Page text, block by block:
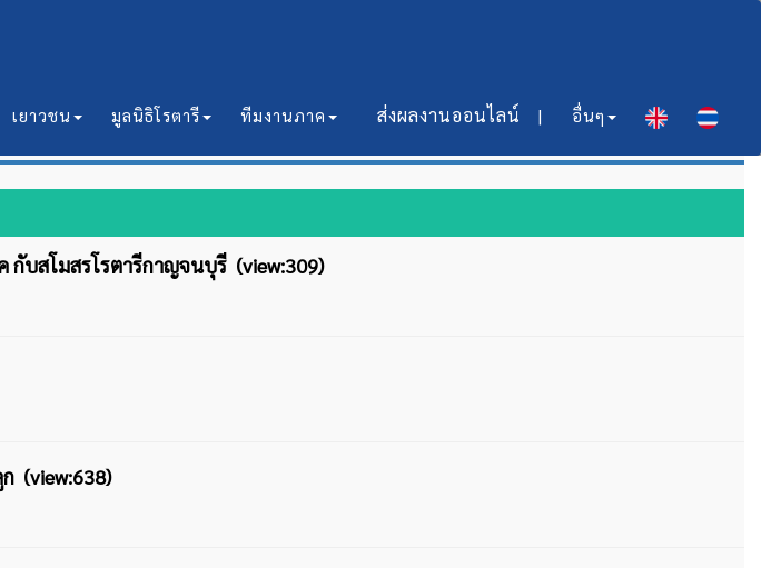
เยาวชน มูลนิธิโรตารี ทีมงานภาค ส่งผลงานออนไลน์​ | อื่นๆ
กับสโมสรโรตารีกาญจนบุรี (view:309)
(view:638)